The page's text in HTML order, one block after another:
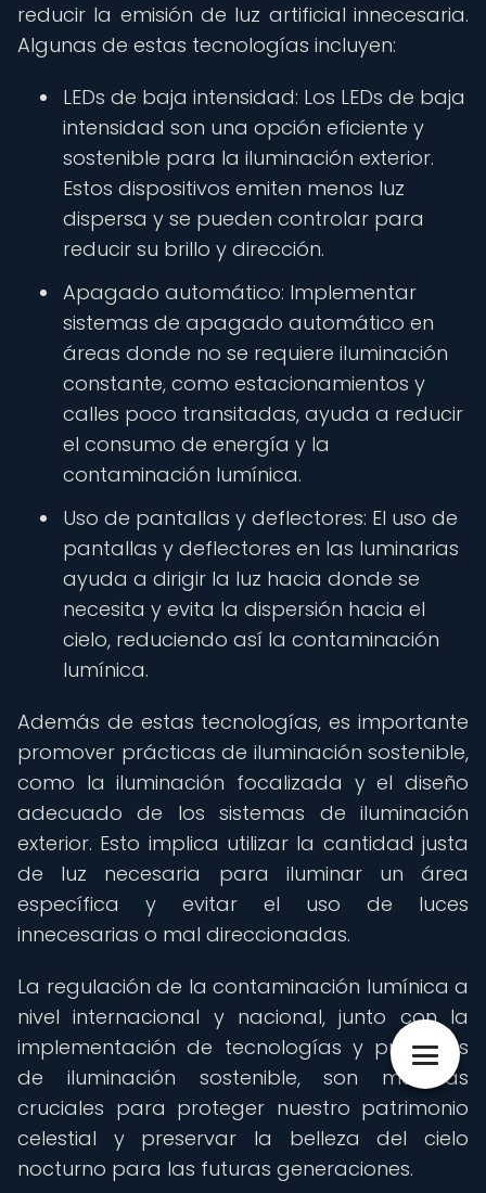
reducir la emisión de luz artificial innecesaria.
Algunas de estas tecnologías incluyen:
LEDs de baja intensidad: Los LEDs de baja
intensidad son una opción eficiente y
sostenible para la iluminación exterior.
Estos dispositivos emiten menos luz
dispersa y se pueden controlar para
reducir su brillo y dirección.
Apagado automático: Implementar
sistemas de apagado automático en
áreas donde no se requiere iluminación
constante, como estacionamientos y
calles poco transitadas, ayuda a reducir
el consumo de energía y la
contaminación lumínica.
Uso de pantallas y deflectores: El uso de
pantallas y deflectores en las luminarias
ayuda a dirigir la luz hacia donde se
necesita y evita la dispersión hacia el
cielo, reduciendo así la contaminación
lumínica.
Además de estas tecnologías, es importante
promover prácticas de iluminación sostenible,
como la iluminación focalizada y el diseño
adecuado de los sistemas de iluminación
exterior. Esto implica utilizar la cantidad justa
de luz necesaria para iluminar un área
específica y evitar el uso de luces
innecesarias o mal direccionadas.
La regulación de la contaminación lumínica a
nivel internacional y nacional, junto con la
implementación de tecnologías y prácticas
de iluminación sostenible, son medidas
cruciales para proteger nuestro patrimonio
celestial y preservar la belleza del cielo
nocturno para las futuras generaciones.